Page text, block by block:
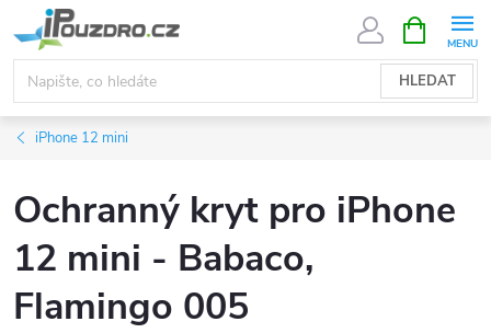
na
obsah
HLEDAT
NÁKUPNÍ
KOŠÍK
iPhone 12 mini
Ochranný kryt pro iPhone
12 mini - Babaco,
Flamingo 005